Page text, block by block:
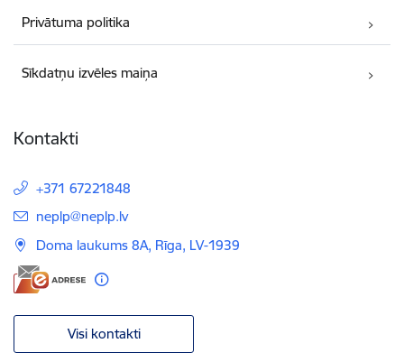
Privātuma politika
Sīkdatņu izvēles maiņa
Kontakti
+371 67221848
E-pasts:
neplp@neplp.lv
Doma laukums 8A, Rīga, LV-1939
Visi kontakti